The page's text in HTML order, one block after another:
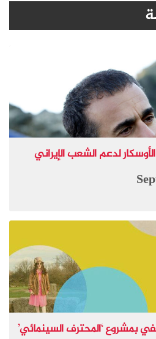
لدعم الشعب الإيراني
بمشروع ‘المحترف السينمائي’